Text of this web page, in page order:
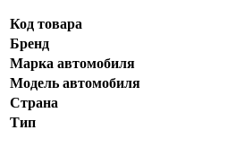
Код товара
Бренд
Марка автомобиля
Модель автомобиля
Страна
Тип